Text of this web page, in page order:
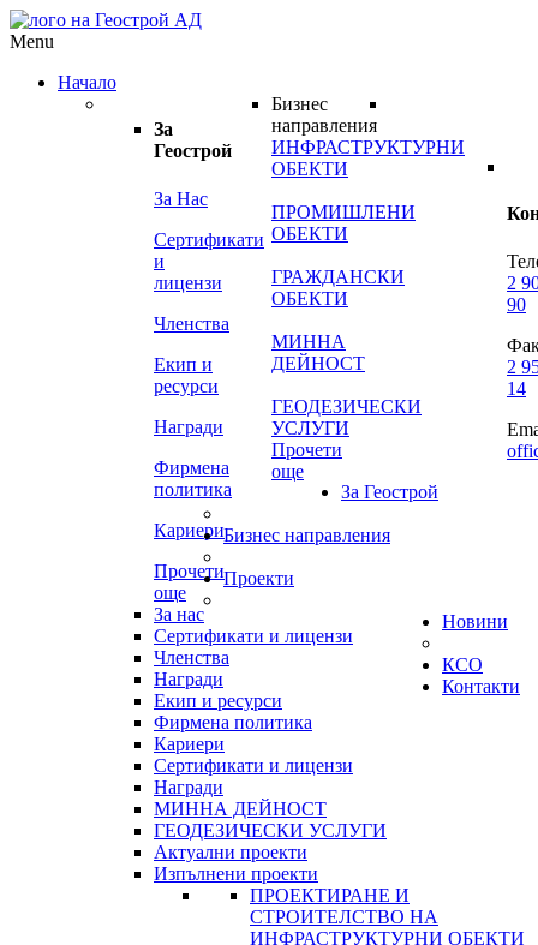
Menu
Начало
За
Геострой
За Нас
Сертификати
и
лицензи
Членства
Екип и
ресурси
Награди
Фирмена
политика
Кариери
Прочети
още
Бизнес
направления
ИНФРАСТРУКТУРНИ
ОБЕКТИ
ПРОМИШЛЕНИ
ОБЕКТИ
ГРАЖДАНСКИ
ОБЕКТИ
МИННА
ДЕЙНОСТ
ГЕОДЕЗИЧЕСКИ
УСЛУГИ
Прочети
още
2
90
2
14
За Геострой
За нас
Сертификати и лицензи
Членства
Награди
Екип и ресурси
Фирмена политика
Кариери
Сертификати и лицензи
Награди
Бизнес направления
МИННА ДЕЙНОСТ
ГЕОДЕЗИЧЕСКИ УСЛУГИ
Проекти
Актуални проекти
Изпълнени проекти
ПРОЕКТИРАНЕ И
СТРОИТЕЛСТВО НА
ИНФРАСТРУКТУРНИ ОБЕКТИ
Новини
КСО
Контакти